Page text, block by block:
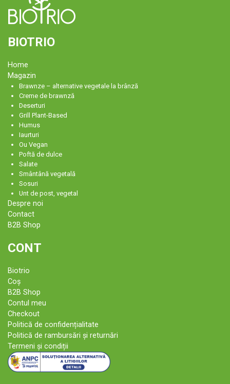
BIOTRIO
Home
Magazin
Brawnze – alternative vegetale la brânză
Creme de brawnză
Deserturi
Grill Plant-Based
Humus
Iaurturi
Ou Vegan
Poftă de dulce
Salate
Smântână vegetală
Sosuri
Unt de post, vegetal
Despre noi
Contact
B2B Shop
CONT
Biotrio
Coș
B2B Shop
Contul meu
Checkout
Politică de confidențialitate
Politică de rambursări și returnări
Termeni și condiții